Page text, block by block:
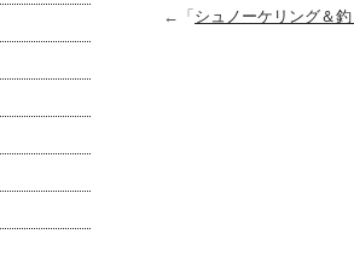
←「 シュノーケリング＆